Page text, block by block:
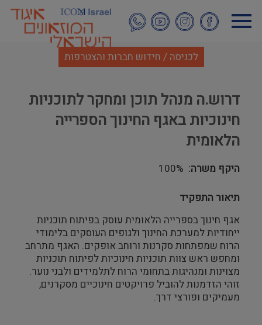
לתוכן
העיקרי
לכניסה / חידוש חברות והצטרפות
דרוש.ה מנהל תוכן ומחקר לתוכניות
חינוכיות באגף החינוך הספרייה
הלאומית
היקף משרה 100%
תיאור התפקיד
אגף חינוך בספרייה הלאומית עוסק בפיתוח תוכניות
ייחודיות למערכת החינוך ולגופים העוסקים בלימודי
הרוח שמפתחות סקרנות ורוחב אופקים. האגף מתרחב
ומחפש ראש צוות תוכניות חינוכיות לפיתוח תוכניות
מצוינות ומנהיגות בתחומי הרוח לתלמידים ולבני נוער.
זוהי הזדמנות להוביל פרויקטים חינוכיים מסקרנים,
מעמיקים ופורצי דרך.